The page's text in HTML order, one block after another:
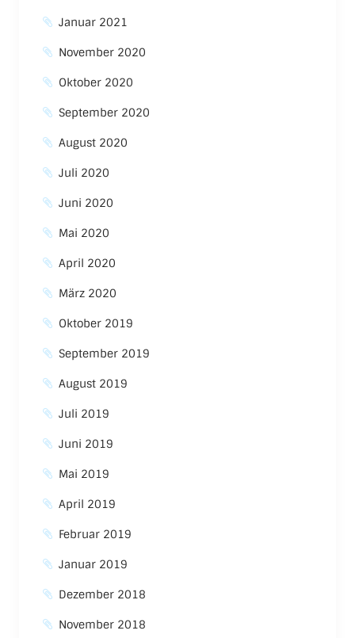
Januar 2021
November 2020
Oktober 2020
September 2020
August 2020
Juli 2020
Juni 2020
Mai 2020
April 2020
März 2020
Oktober 2019
September 2019
August 2019
Juli 2019
Juni 2019
Mai 2019
April 2019
Februar 2019
Januar 2019
Dezember 2018
November 2018